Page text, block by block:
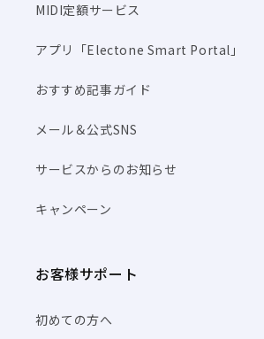
MIDI定額サービス
アプリ「Electone Smart Portal」
おすすめ記事ガイド
メール＆公式SNS
サービスからのお知らせ
キャンペーン
お客様サポート
初めての方へ